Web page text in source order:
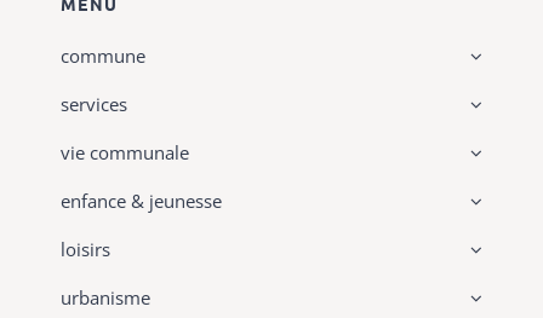
commune
services
vie communale
enfance & jeunesse
loisirs
urbanisme